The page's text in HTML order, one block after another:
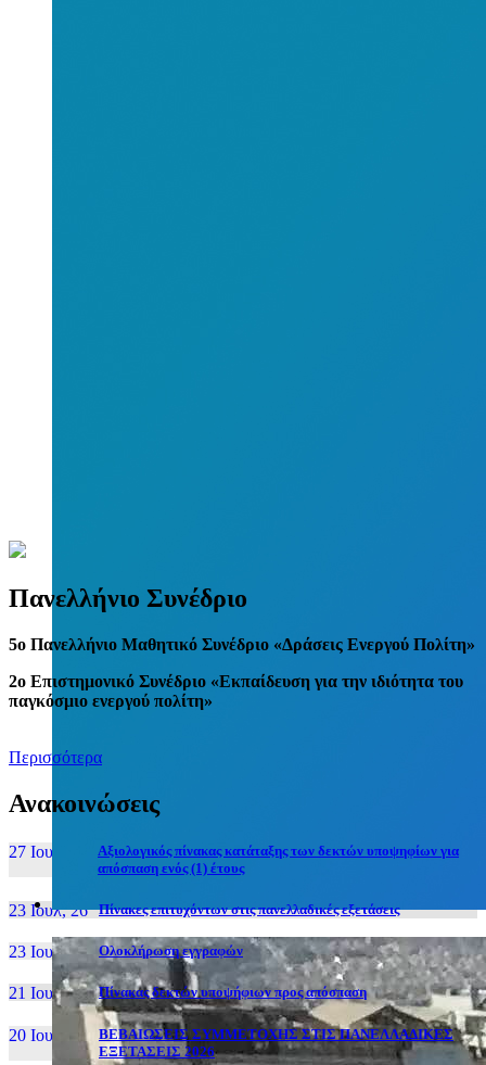
Πανελλήνιο Συνέδριο
5o Πανελλήνιο Μαθητικό Συνέδριο «Δράσεις Ενεργού Πολίτη»
2ο Επιστημονικό Συνέδριο «Εκπαίδευση για την ιδιότητα του
παγκόσμιο ενεργού πολίτη»
Περισσότερα
Ανακοινώσεις
27 Ιουν, 26
Αξιολογικός πίνακας κατάταξης των δεκτών υποψηφίων για
απόσπαση ενός (1) έτους
23 Ιουλ, 26 Πίνακες επιτυχόντων στις πανελλαδικές εξετάσεις
23 Ιουλ, 26 Ολοκλήρωση εγγραφών
21 Ιουλ, 26 Πίνακας δεκτών υποψήφιων προς απόσπαση
20 Ιουλ, 26
ΒΕΒΑΙΩΣΕΙΣ ΣΥΜΜΕΤΟΧΗΣ ΣΤΙΣ ΠΑΝΕΛΛΑΔΙΚΕΣ
ΕΞΕΤΑΣΕΙΣ 2026